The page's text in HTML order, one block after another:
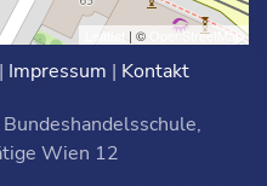
Leaflet | © OpenStreetMap
| Impressum | Kontakt
Wien 12